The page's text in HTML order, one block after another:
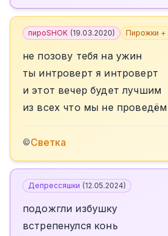
пироSHOK (19.03.2020) Пирожки +
не позову тебя на ужин
ты интроверт я интроверт
и этот вечер будет лучшим
из всех что мы не проведём
©Светка
Депрессяшки (12.05.2024)
подожгли избушку
встрепенулся конь